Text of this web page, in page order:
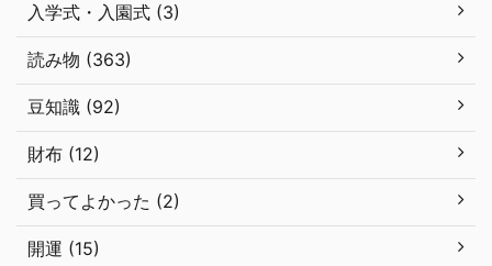
入学式・入園式 (3)
読み物 (363)
豆知識 (92)
財布 (12)
買ってよかった (2)
開運 (15)